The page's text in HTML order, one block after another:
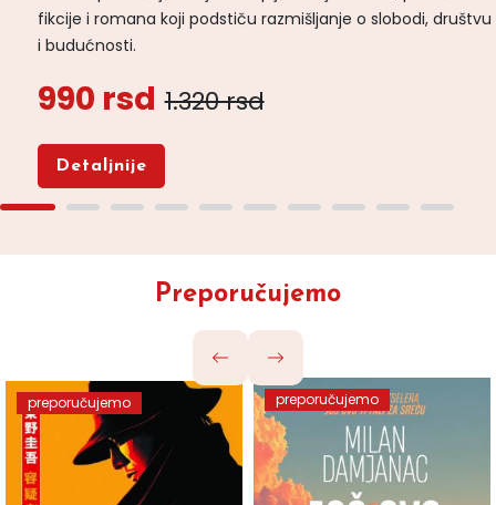
fikcije i romana koji podstiču razmišljanje o slobodi, društvu
i budućnosti.
990 rsd 1.320 rsd
Detaljnije
Preporučujemo
preporučujemo preporučujemo